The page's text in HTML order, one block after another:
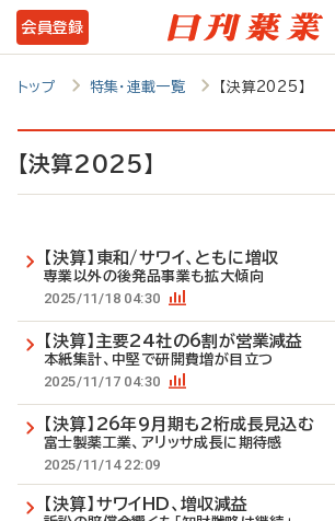
メ
イ
テ
会員登録
トップ 特集・連載一覧 【決算2025】
【決算2025】
【決算】東和/サワイ、ともに増収
専業以外の後発品事業も拡大傾向
2025/11/18 04:30
【決算】主要24社の6割が営業減益
本紙集計、中堅で研開費増が目立つ
2025/11/17 04:30
【決算】26年9月期も2桁成長見込む
富士製薬工業、アリッサ成長に期待感
2025/11/14 22:09
【決算】サワイHD、増収減益